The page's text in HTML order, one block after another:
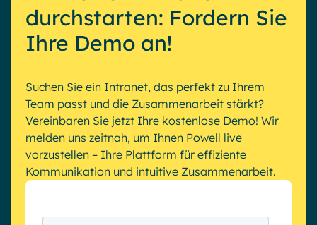
durchstarten: Fordern Sie
Ihre Demo an!
Suchen Sie ein Intranet, das perfekt zu Ihrem
Team passt und die Zusammenarbeit stärkt?
Vereinbaren Sie jetzt Ihre kostenlose Demo! Wir
melden uns zeitnah, um Ihnen Powell live
vorzustellen – Ihre Plattform für effiziente
Kommunikation und intuitive Zusammenarbeit.